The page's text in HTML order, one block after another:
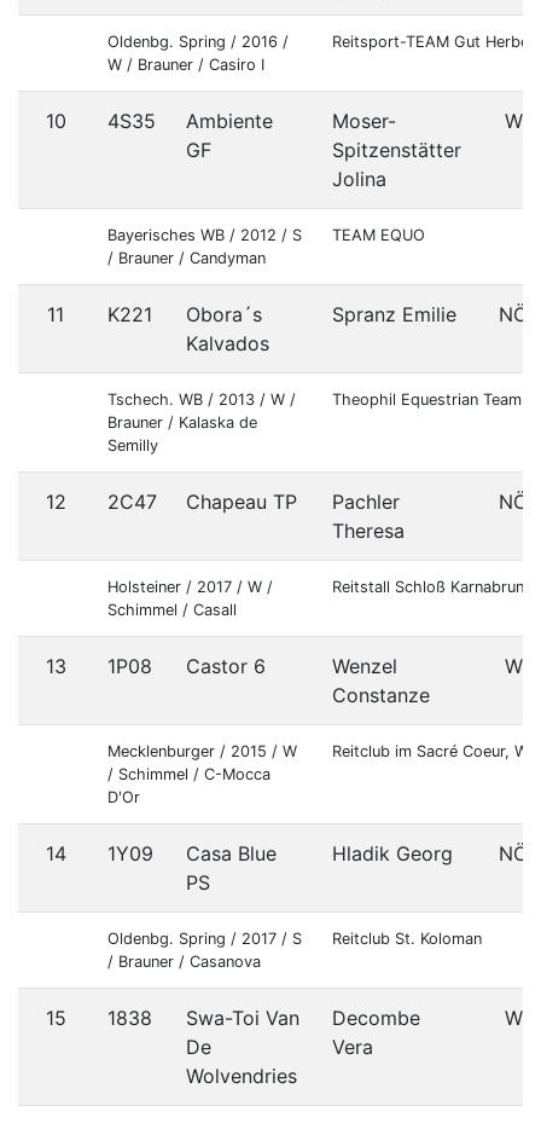
Oldenbg. Spring / 2016 /
W / Brauner / Casiro I
Reitsport-TEAM Gut
10 4S35
Ambiente
GF
Moser-
Spitzenstätter
Jolina
W
Bayerisches WB / 2012 / S
/ Brauner / Candyman
TEAM EQUO
11 K221
Obora´s
Kalvados
Spranz Emilie NÖ
Tschech. WB / 2013 / W /
Brauner / Kalaska de
Semilly
Theophil Equestrian Team
12 2C47 Chapeau TP
Pachler
Theresa
NÖ
Holsteiner / 2017 / W /
Schimmel / Casall
Reitstall Schloß Karnabrunn
13 1P08 Castor 6
Wenzel
Constanze
W
Mecklenburger / 2015 / W
/ Schimmel / C-Mocca
D'Or
Reitclub im Sacré Coeur,
14 1Y09
Casa Blue
PS
Hladik Georg NÖ
Oldenbg. Spring / 2017 / S
/ Brauner / Casanova
Reitclub St. Koloman
15 1838
Swa-Toi Van
De
Wolvendries
Decombe
Vera
W